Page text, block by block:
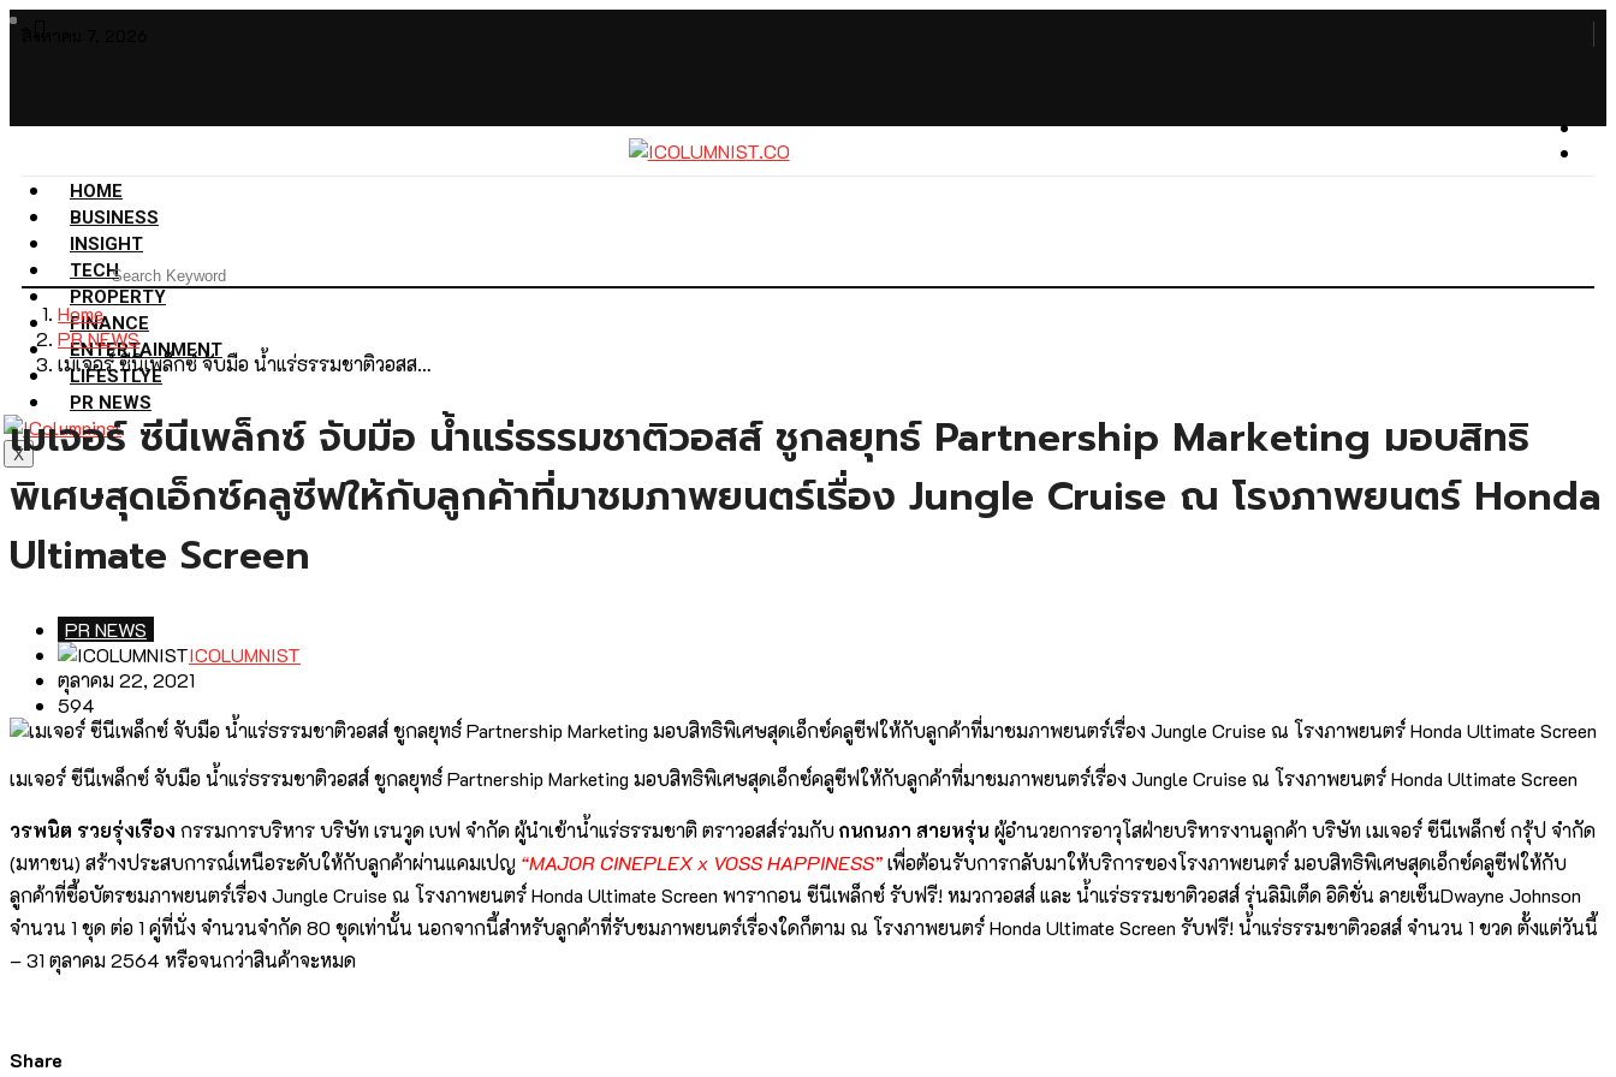
HOME
BUSINESS
INSIGHT
TECH
PROPERTY
FINANCE
ENTERTAINMENT
LIFESTLYE
PR NEWS
X
Home
PR NEWS
เมเจอร์ ซีนีเพล็กซ์ จับมือ น้ำแร่ธรรมชาติวอสส…
เมเจอร์ ซีนีเพล็กซ์ จับมือ น้ำแร่ธรรมชาติวอสส์ ชูกลยุทธ์ Partnership Marketing มอบสิทธิ
พิเศษสุดเอ็กซ์คลูซีฟให้กับลูกค้าที่มาชมภาพยนตร์เรื่อง Jungle Cruise ณ โรงภาพยนตร์ Honda
Ultimate Screen
PR NEWS
ICOLUMNIST
ตุลาคม 22, 2021
594
เมเจอร์ ซีนีเพล็กซ์ จับมือ น้ำแร่ธรรมชาติวอสส์ ชูกลยุทธ์ Partnership Marketing มอบสิทธิพิเศษสุดเอ็กซ์คลูซีฟให้กับลูกค้าที่มาชมภาพยนตร์เรื่อง Jungle Cruise ณ โรงภาพยนตร์ Honda Ultimate Screen
วรพนิต รวยรุ่งเรือง กรรมการบริหาร บริษัท เรนวูด เบฟ จำกัด ผู้นำเข้าน้ำแร่ธรรมชาติ ตราวอสส์ร่วมกับกนกนภา สายหรุ่น ผู้อำนวยการอาวุโสฝ่ายบริหารงานลูกค้า บริษัท เมเจอร์ ซีนีเพล็กซ์ กรุ้ป จำกัด
(มหาชน) สร้างประสบการณ์เหนือระดับให้กับลูกค้าผ่านแคมเปญ “MAJOR CINEPLEX x VOSS HAPPINESS”เพื่อต้อนรับการกลับมาให้บริการของโรงภาพยนตร์ มอบสิทธิพิเศษสุดเอ็กซ์คลูซีฟให้กับ
ลูกค้าที่ซื้อบัตรชมภาพยนตร์เรื่อง Jungle Cruise ณ โรงภาพยนตร์ Honda Ultimate Screen พารากอน ซีนีเพล็กซ์ รับฟรี! หมวกวอสส์ และ น้ำแร่ธรรมชาติวอสส์ รุ่นลิมิเต็ด อิดิชั่น ลายเซ็นDwayne Johnson
จำนวน 1 ชุด ต่อ 1 คู่ที่นั่ง จำนวนจำกัด 80 ชุดเท่านั้น นอกจากนี้สำหรับลูกค้าที่รับชมภาพยนตร์เรื่องใดก็ตาม ณ โรงภาพยนตร์ Honda Ultimate Screen รับฟรี! น้ำแร่ธรรมชาติวอสส์ จำนวน 1 ขวด ตั้งแต่วันนี้
– 31 ตุลาคม 2564 หรือจนกว่าสินค้าจะหมด
Share